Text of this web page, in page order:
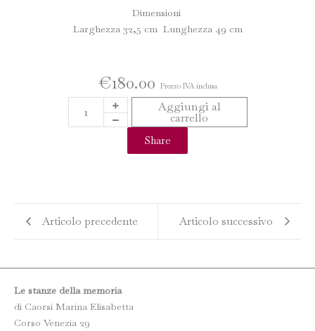
Dimensioni
Larghezza 32,5 cm Lunghezza 49 cm
€180.00 Prezzo IVA inclusa
VASSOIO
IN
ROVERE
EDOARDIANO
Aggiungi al
carrello
Share
Articolo precedente Articolo successivo
Le stanze della memoria
di Caorsi Marina Elisabetta
Corso Venezia 29